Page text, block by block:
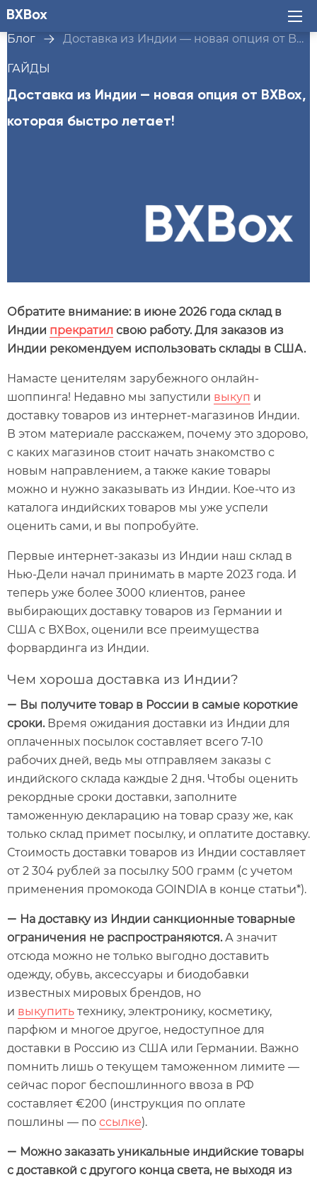
Блог Доставка из Индии — новая опция от BXBox, которая быстро летает!
ГАЙДЫ
Доставка из Индии — новая опция от BXBox,
которая быстро летает!
Обратите внимание: в июне 2026 года склад в
Индии прекратил свою работу. Для заказов из
Индии рекомендуем использовать склады в США.
Намасте ценителям зарубежного онлайн-
шоппинга! Недавно мы запустили выкуп и
доставку товаров из интернет-магазинов Индии.
В этом материале расскажем, почему это здорово,
с каких магазинов стоит начать знакомство с
новым направлением, а также какие товары
можно и нужно заказывать из Индии. Кое-что из
каталога индийских товаров мы уже успели
оценить сами, и вы попробуйте.
Первые интернет-заказы из Индии наш склад в
Нью-Дели начал принимать в марте 2023 года. И
теперь уже более 3000 клиентов, ранее
выбирающих доставку товаров из Германии и
США с BXBox, оценили все преимущества
форвардинга из Индии.
Чем хороша доставка из Индии?
— Вы получите товар в России в самые короткие
сроки.Время ожидания доставки из Индии для
оплаченных посылок составляет всего 7-10
рабочих дней, ведь мы отправляем заказы с
индийского склада каждые 2 дня. Чтобы оценить
рекордные сроки доставки, заполните
таможенную декларацию на товар сразу же, как
только склад примет посылку, и оплатите доставку.
Стоимость доставки товаров из Индии составляет
от 2 304 рублей за посылку 500 грамм (с учетом
применения промокода GOINDIA в конце статьи*).
— На доставку из Индии санкционные товарные
ограничения не распространяются.А значит
отсюда можно не только выгодно доставить
одежду, обувь, аксессуары и биодобавки
известных мировых брендов, но
и выкупить технику, электронику, косметику,
парфюм и многое другое, недоступное для
доставки в Россию из США или Германии. Важно
помнить лишь о текущем таможенном лимите —
сейчас порог беспошлинного ввоза в РФ
составляет €200 (инструкция по оплате
пошлины — по ссылке).
— Можно заказать уникальные индийские товары
с доставкой с другого конца света, не выходя из